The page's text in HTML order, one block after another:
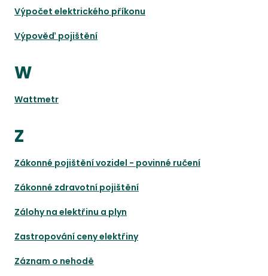
Výpočet elektrického příkonu
Výpověď pojištění
W
Wattmetr
Z
Zákonné pojištění vozidel - povinné ručení
Zákonné zdravotní pojištění
Zálohy na elektřinu a plyn
Zastropování ceny elektřiny
Záznam o nehodě